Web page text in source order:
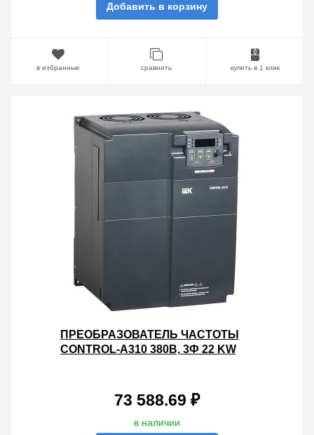
Добавить в корзину
в избранные сравнить купить в 1 клик
ПРЕОБРАЗОВАТЕЛЬ ЧАСТОТЫ
CONTROL-A310 380В, 3Ф 22 KW
73 588.69 ₽
в наличии